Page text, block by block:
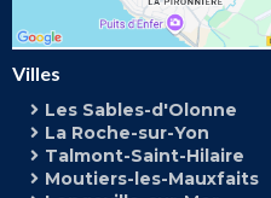
Villes
Les Sables-d'Olonne
La Roche-sur-Yon
Talmont-Saint-Hilaire
Moutiers-les-Mauxfaits